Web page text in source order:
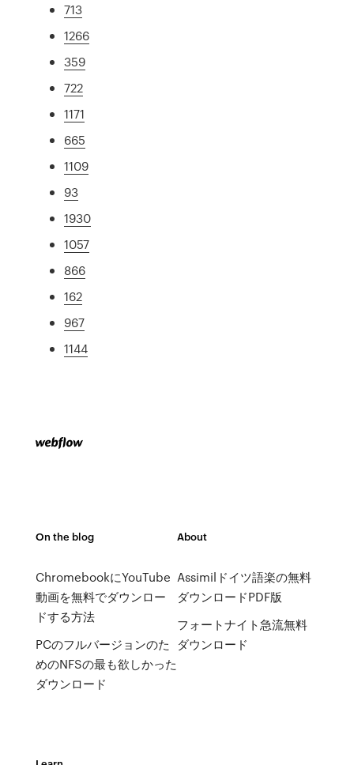
713
1266
359
722
1171
665
1109
93
1930
1057
866
162
967
1144
On the blog
ChromebookにYouTube
動画を無料でダウンロー
ドする方法
PCのフルバージョンのた
めのNFSの最も欲しかった
ダウンロード
About
Assimilドイツ語楽の無料
ダウンロードPDF版
フォートナイト急流無料
ダウンロード